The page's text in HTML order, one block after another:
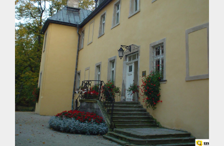
fot. Tenet